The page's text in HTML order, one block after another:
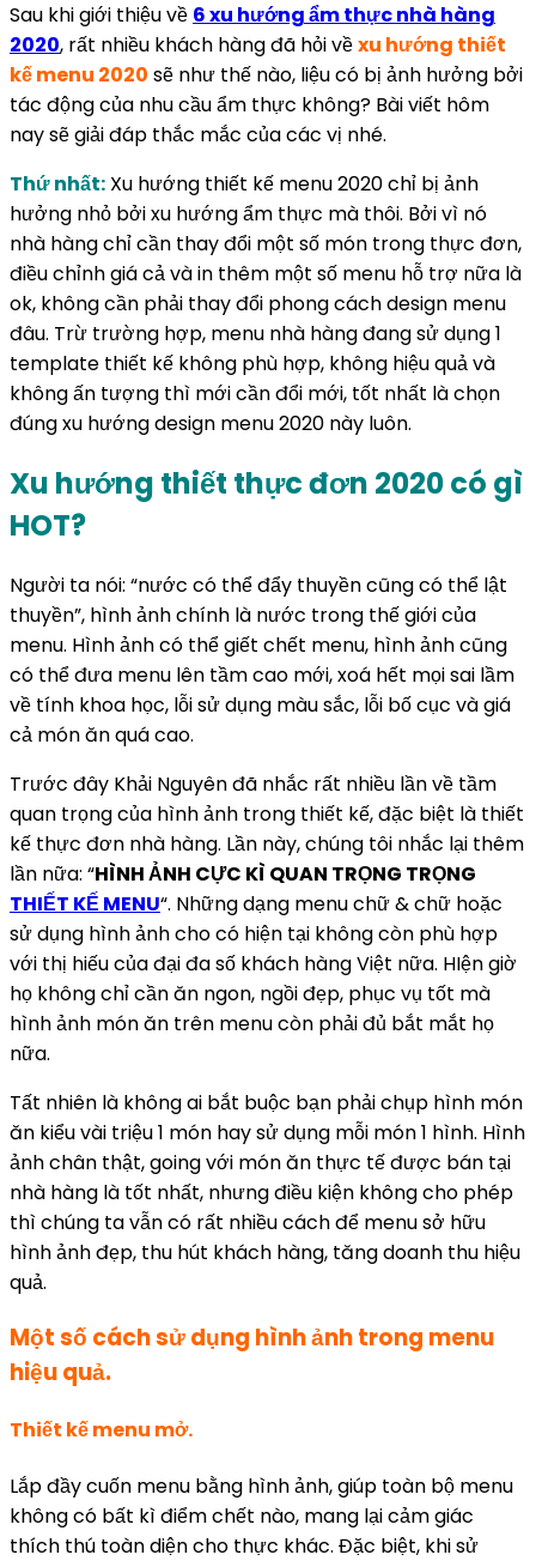
Sau khi giới thiệu về 6 xu hướng ẩm thực nhà hàng
2020, rất nhiều khách hàng đã hỏi vềxu hướng thiết
kế menu 2020 sẽ như thế nào, liệu có bị ảnh hưởng bởi
tác động của nhu cầu ẩm thực không? Bài viết hôm
nay sẽ giải đáp thắc mắc của các vị nhé.
Thứ nhất: Xu hướng thiết kế menu 2020 chỉ bị ảnh
hưởng nhỏ bởi xu hướng ẩm thực mà thôi. Bởi vì nó
nhà hàng chỉ cần thay đổi một số món trong thực đơn,
điều chỉnh giá cả và in thêm một số menu hỗ trợ nữa là
ok, không cần phải thay đổi phong cách design menu
đâu. Trừ trường hợp, menu nhà hàng đang sử dụng 1
template thiết kế không phù hợp, không hiệu quả và
không ấn tượng thì mới cần đổi mới, tốt nhất là chọn
đúng xu hướng design menu 2020 này luôn.
Xu hướng thiết thực đơn 2020 có gì
HOT?
Người ta nói: “nước có thể đẩy thuyền cũng có thể lật
thuyền”, hình ảnh chính là nước trong thế giới của
menu. Hình ảnh có thể giết chết menu, hình ảnh cũng
có thể đưa menu lên tầm cao mới, xoá hết mọi sai lầm
về tính khoa học, lỗi sử dụng màu sắc, lỗi bố cục và giá
cả món ăn quá cao.
Trước đây Khải Nguyên đã nhắc rất nhiều lần về tầm
quan trọng của hình ảnh trong thiết kế, đặc biệt là thiết
kế thực đơn nhà hàng. Lần này, chúng tôi nhắc lại thêm
lần nữa: “HÌNH ẢNH CỰC KÌ QUAN TRỌNG TRỌNG
THIẾT KẾ MENU“. Những dạng menu chữ & chữ hoặc
sử dụng hình ảnh cho có hiện tại không còn phù hợp
với thị hiếu của đại đa số khách hàng Việt nữa. HIện giờ
họ không chỉ cần ăn ngon, ngồi đẹp, phục vụ tốt mà
hình ảnh món ăn trên menu còn phải đủ bắt mắt họ
nữa.
Tất nhiên là không ai bắt buộc bạn phải chụp hình món
ăn kiểu vài triệu 1 món hay sử dụng mỗi món 1 hình. Hình
ảnh chân thật, going với món ăn thực tế được bán tại
nhà hàng là tốt nhất, nhưng điều kiện không cho phép
thì chúng ta vẫn có rất nhiều cách để menu sở hữu
hình ảnh đẹp, thu hút khách hàng, tăng doanh thu hiệu
quả.
Một số cách sử dụng hình ảnh trong menu
hiệu quả.
Thiết kế menu mở.
Lắp đầy cuốn menu bằng hình ảnh, giúp toàn bộ menu
không có bất kì điểm chết nào, mang lại cảm giác
thích thú toàn diện cho thực khác. Đặc biệt, khi sử